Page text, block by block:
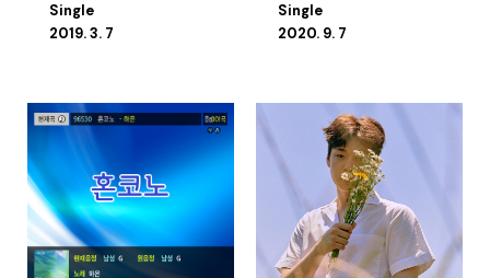
Single
2019. 3. 7
Single
2020. 9. 7